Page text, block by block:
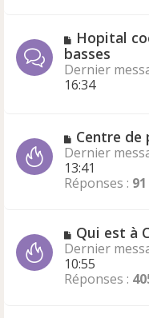
Hopital
basses
Dernier
16:34
Centre de
Dernier
13:41
Réponses : 91
Qui est à
Dernier
10:55
Réponses :